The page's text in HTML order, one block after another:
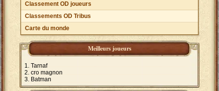
Classement OD joueurs
Classements OD Tribus
Carte du monde
Meilleurs joueurs
Tarnaf
cro magnon
Batman